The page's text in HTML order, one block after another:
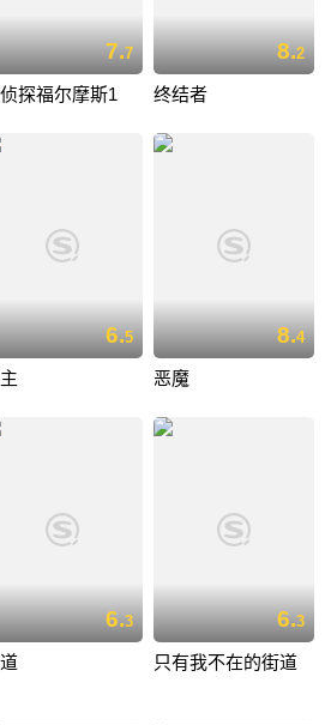
7.7
探福尔摩斯1
8.2
终结者
6.5 8.4
恶魔
6.3 6.3
只有我不在的街道